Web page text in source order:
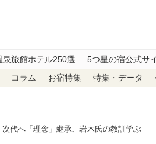
泉旅館ホテル250選 5つ星の宿公式サ
コラム お宿特集 特集・データ
代へ「理念」継承、岩木氏の教訓学ぶ